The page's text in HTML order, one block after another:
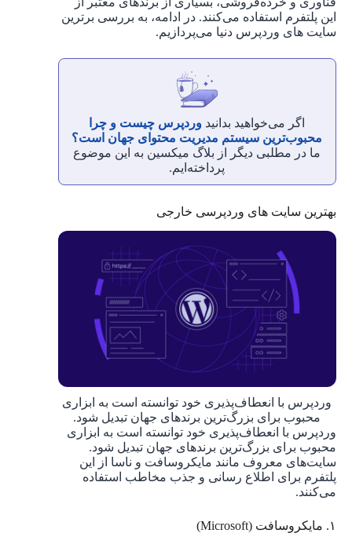
این پلتفرم استفاده می‌کنند. در ادامه، به بررسی برترین
سایت های وردپرس دنیا می‌پردازیم.
اگر می‌خواهید بدانید وردپرس چیست و چرا
محبوب‌ترین سیستم مدیریت محتوای جهان است؟
ما در مطلبی دیگر از بلاگ میکسین به این موضوع
پرداخته‌ایم.
بهترین سایت های وردپرسی خارجی
وردپرس با انعطاف‌پذیری خود توانسته است به ابزاری
محبوب برای بزرگ‌ترین برندهای جهان تبدیل شود.
وردپرس با انعطاف‌پذیری خود توانسته است به ابزاری
محبوب برای بزرگ‌ترین برندهای جهان تبدیل شود.
سایت‌های معروف مانند مایکروسافت و ناسا از این
پلتفرم برای اطلاع رسانی و جذب مخاطب استفاده
می‌کنند.
۱. مایکروسافت (Microsoft)